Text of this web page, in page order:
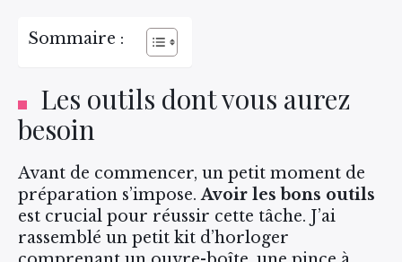
Sommaire :
Les outils dont vous aurez
besoin
Avant de commencer, un petit moment de
préparation s’impose.Avoir les bons outils
est crucial pour réussir cette tâche. J’ai
rassemblé un petit kit d’horloger